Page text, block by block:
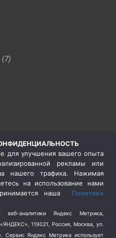
(7)
для улучшения вашего опыта
рекламы или
нашего трафика. Нажимая
на использование нами
наша Политика
аналитики Яндекс Метрика,
119021, Россия, Москва, ул.
Яндекс Метрика использует